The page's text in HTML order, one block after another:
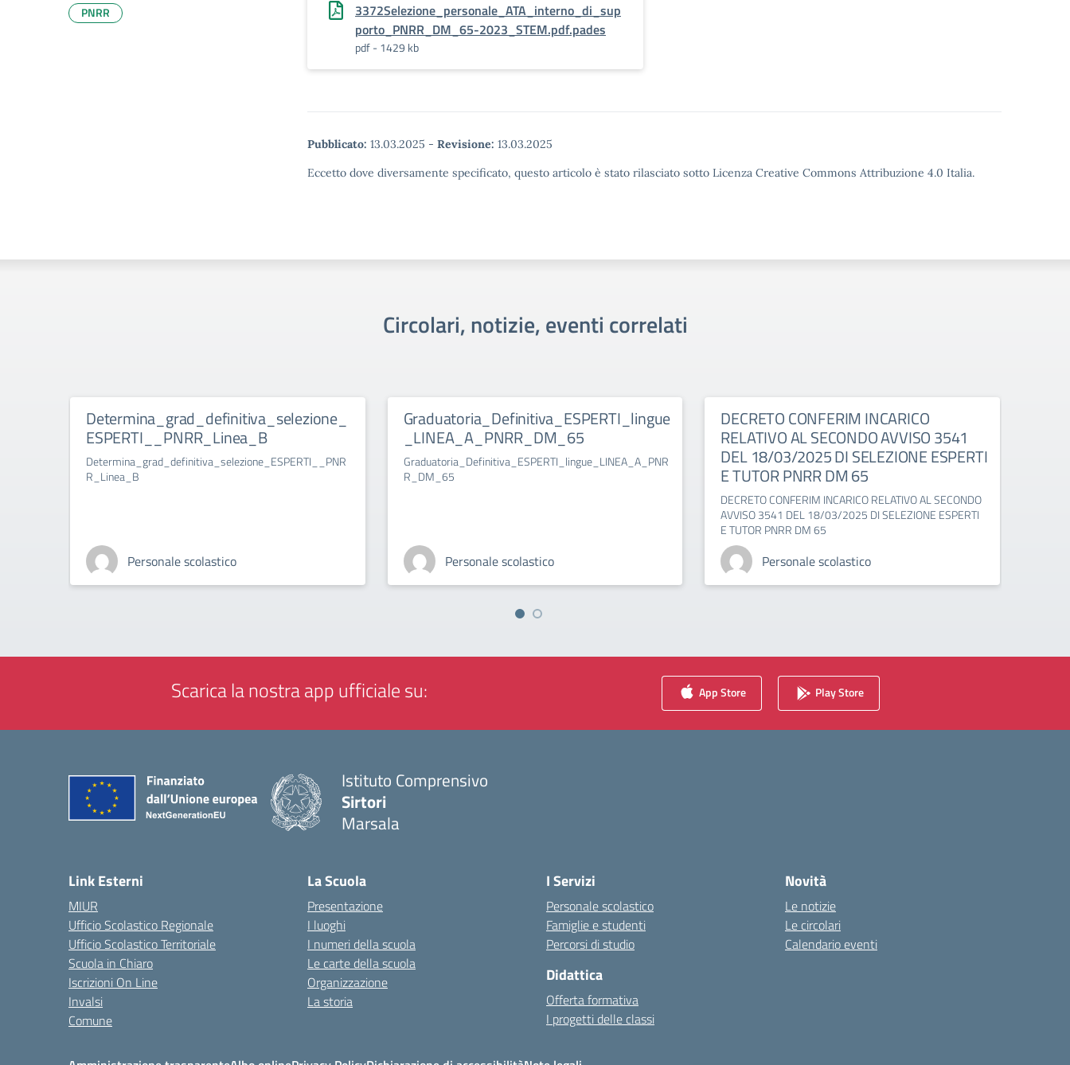
3372Selezione_personale_ATA_interno_di_sup
porto_PNRR_DM_65-2023_STEM.pdf.pades
pdf - 1429 kb
Pubblicato: 13.03.2025 - Revisione: 13.03.2025
Eccetto dove diversamente specificato, questo articolo è stato rilasciato sotto Licenza Creative Commons Attribuzione 4.0 Italia.
PNRR
Circolari, notizie, eventi correlati
Determina_grad_definitiva_selezione_
ESPERTI__PNRR_Linea_B
Determina_grad_definitiva_selezione_ESPERTI__PNR
R_Linea_B
Personale scolastico
Graduatoria_Definitiva_ESPERTI_lingue
_LINEA_A_PNRR_DM_65
Graduatoria_Definitiva_ESPERTI_lingue_LINEA_A_PNR
R_DM_65
Personale scolastico
DECRETO CONFERIM INCARICO
RELATIVO AL SECONDO AVVISO 3541
DEL 18/03/2025 DI SELEZIONE ESPERTI
E TUTOR PNRR DM 65
DECRETO CONFERIM INCARICO RELATIVO AL SECONDO
AVVISO 3541 DEL 18/03/2025 DI SELEZIONE ESPERTI
E TUTOR PNRR DM 65
Personale scolastico
Scarica la nostra app ufficiale su: App Store Play Store
Istituto Comprensivo
Sirtori
Marsala
Link Esterni
MIUR
Ufficio Scolastico Regionale
Ufficio Scolastico Territoriale
Scuola in Chiaro
Iscrizioni On Line
Invalsi
Comune
La Scuola
Presentazione
I luoghi
I numeri della scuola
Le carte della scuola
Organizzazione
La storia
I Servizi
Personale scolastico
Famiglie e studenti
Percorsi di studio
Didattica
Offerta formativa
I progetti delle classi
Novità
Le notizie
Le circolari
Calendario eventi